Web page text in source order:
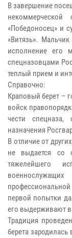
В завершение
некоммерческой
«Победоносец» и
«Витязь».
исполнение его
спецназовцами
теплый прием и
Справочно:
Краповый берет –
войск
чести спецназа,
назначения
В отличие от
не выдается со
тяжелейшего
первой попытки
его выдерживают в
Традиция
берета